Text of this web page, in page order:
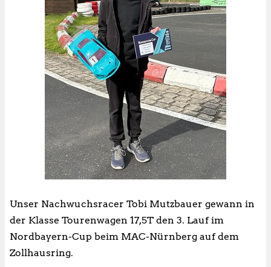
Unser Nachwuchsracer Tobi Mutzbauer gewann in
der Klasse Tourenwagen 17,5T den 3. Lauf im
Nordbayern-Cup beim MAC-Nürnberg auf dem
Zollhausring.